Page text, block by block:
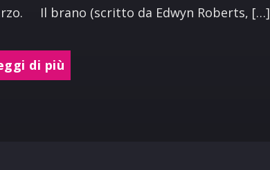
Il brano (scritto da Edwyn Roberts, […]
di più